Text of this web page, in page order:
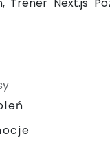
Trener Next.js